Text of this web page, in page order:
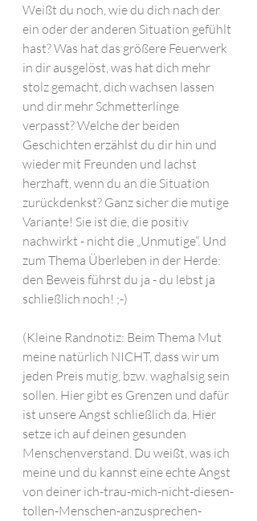
Weißt du noch, wie du dich nach der
ein oder der anderen Situation gefühlt
hast? Was hat das größere Feuerwerk
in dir ausgelöst, was hat dich mehr
stolz gemacht, dich wachsen lassen
und dir mehr Schmetterlinge
verpasst? Welche der beiden
Geschichten erzählst du dir hin und
wieder mit Freunden und lachst
herzhaft, wenn du an die Situation
zurückdenkst? Ganz sicher die mutige
Variante! Sie ist die, die positiv
nachwirkt - nicht die „Unmutige“. Und
zum Thema Überleben in der Herde:
den Beweis führst du ja - du lebst ja
schließlich noch! ;-)
(Kleine Randnotiz: Beim Thema Mut
meine natürlich NICHT, dass wir um
jeden Preis mutig, bzw. waghalsig sein
sollen. Hier gibt es Grenzen und dafür
ist unsere Angst schließlich da. Hier
setze ich auf deinen gesunden
Menschenverstand. Du weißt, was ich
meine und du kannst eine echte Angst
von deiner ich-trau-mich-nicht-diesen-
tollen-Menschen-anzusprechen-